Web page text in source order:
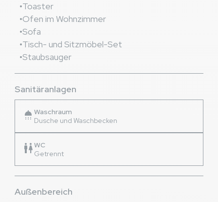
Toaster
Ofen im Wohnzimmer
Sofa
Tisch- und Sitzmöbel-Set
Staubsauger
Sanitäranlagen
shower Waschraum
Dusche und Waschbecken
wcWC
Getrennt
Außenbereich